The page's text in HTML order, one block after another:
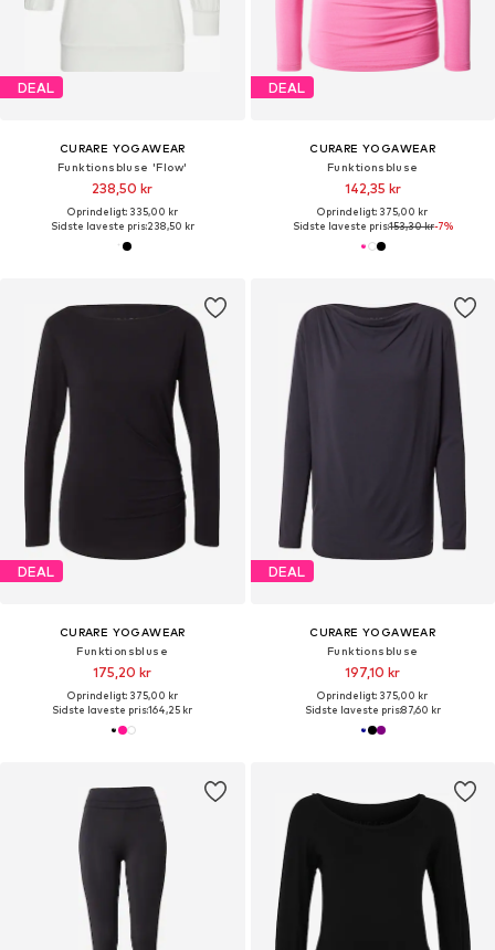
DEAL
CURARE YOGAWEAR
Funktionsbluse 'Flow'
238,50 kr
Oprindeligt: 335,00 kr
Sidste laveste pris:238,50 kr
DEAL
CURARE YOGAWEAR
Funktionsbluse
142,35 kr
Oprindeligt: 375,00 kr
Sidste laveste pris:153,30 kr-7%
DEAL
CURARE YOGAWEAR
Funktionsbluse
175,20 kr
Oprindeligt: 375,00 kr
Sidste laveste pris:164,25 kr
DEAL
CURARE YOGAWEAR
Funktionsbluse
197,10 kr
Oprindeligt: 375,00 kr
Sidste laveste pris:87,60 kr